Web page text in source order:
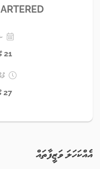
21 މާރިޗު 2024
27 މާރިޗު 2024
އެއްކަހަލަ ވަޒީފާތައް